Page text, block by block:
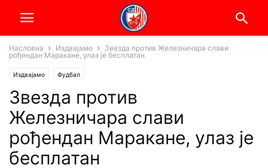
Насловна Издвајамо
Звезда против Железничара слави
рођендан Маракане, улаз је бесплатан
Издвајамо Фудбал
Звезда против
Железничара слави
рођендан Маракане, улаз је
бесплатан